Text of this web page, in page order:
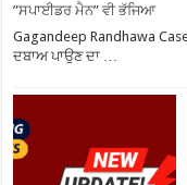
”ਸਪਾਈਡਰ ਮੈਨ” ਵੀ ਭੱਜਿਆ
Gagandeep Randhawa
ਦਬਾਅ ਪਾਉਣ ਦਾ …